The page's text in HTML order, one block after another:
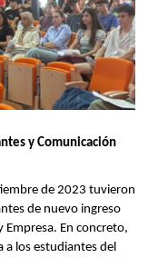
y Comunicación
de 2023 tuvieron
de nuevo ingreso
Empresa. En concreto,
a los estudiantes del